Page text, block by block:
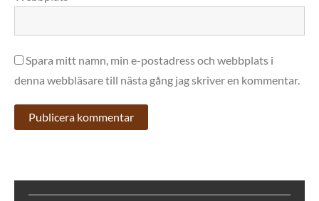
Spara mitt namn, min e-postadress och webbplats i
denna webbläsare till nästa gång jag skriver en kommentar.